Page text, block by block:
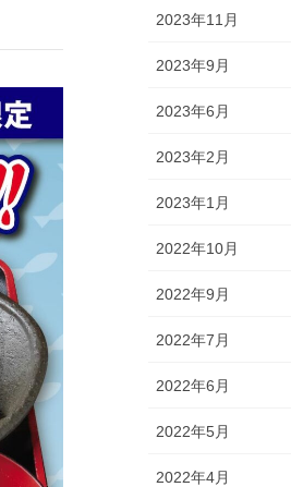
2023年11月
2023年9月
2023年6月
2023年2月
2023年1月
2022年10月
2022年9月
2022年7月
2022年6月
2022年5月
2022年4月